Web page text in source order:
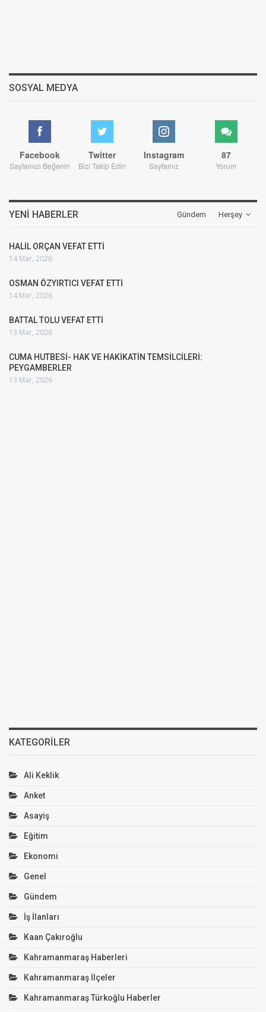
SOSYAL MEDYA
Facebook
Sayfamızı Beğenin
Twitter
Bizi Takip Edin
Instagram
Sayfamız
87
Yorum
Herşey
YENI HABERLER Gündem
HALİL ORÇAN VEFAT ETTİ
14 Mar, 2026
OSMAN ÖZYIRTICI VEFAT ETTİ
14 Mar, 2026
BATTAL TOLU VEFAT ETTİ
13 Mar, 2026
CUMA HUTBESİ- HAK VE HAKİKATİN TEMSİLCİLERİ:
PEYGAMBERLER
13 Mar, 2026
KATEGORILER
Ali Keklik
Anket
Asayiş
Eğitim
Ekonomi
Genel
Gündem
İş İlanları
Kaan Çakıroğlu
Kahramanmaraş Haberleri
Kahramanmaraş İlçeler
Kahramanmaraş Türkoğlu Haberler